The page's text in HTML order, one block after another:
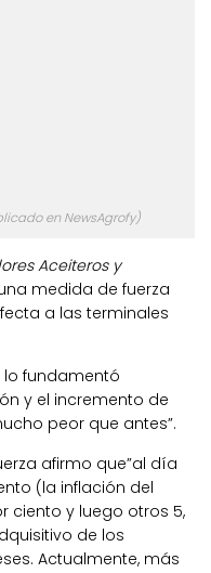
en NewsAgrofy)
Aceiteros y
medida de fuerza
a las terminales
lo fundamentó
y el incremento de
peor que antes”.
afirmo que”al día
(la inflación del
ciento y luego otros 5,
de los
Actualmente, más